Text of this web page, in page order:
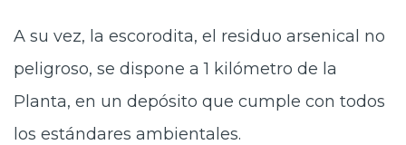
A su vez, la escorodita, el residuo arsenical no
peligroso, se dispone a 1 kilómetro de la
Planta, en un depósito que cumple con todos
los estándares ambientales.